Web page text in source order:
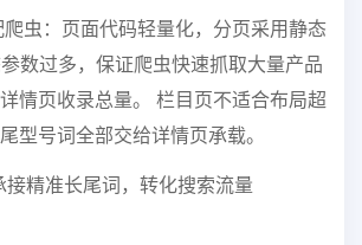
虫：页面代码轻量化，分页采用静态
数过多，保证爬虫快速抓取大量产品
情页收录总量。 栏目页不适合布局超
型号词全部交给详情页承载。
精准长尾词，转化搜索流量